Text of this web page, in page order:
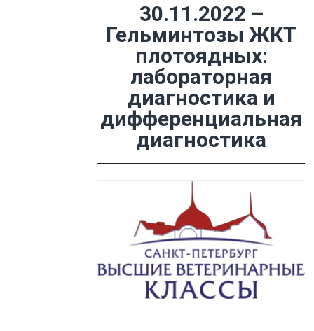
30.11.2022 –
Гельминтозы ЖКТ
плотоядных:
лабораторная
диагностика и
дифференциальная
диагностика